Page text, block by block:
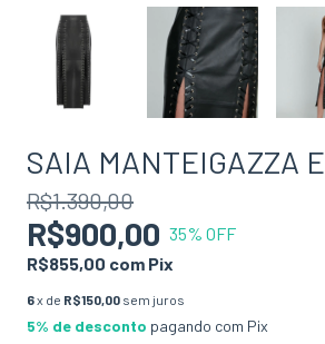
SAIA MANTEIGAZZA
R$1.390,00
R$900,00 35% OFF
R$855,00 com Pix
6x de R$150,00 sem juros
5% de desconto pagando com Pix